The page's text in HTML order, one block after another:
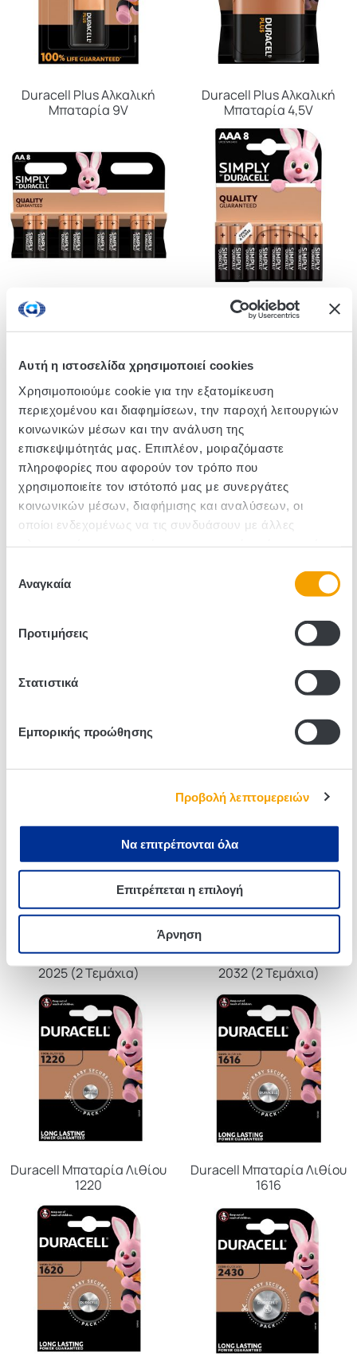
Αυτή η ιστοσελίδα χρησιμοποιεί cookies
Χρησιμοποιούμε cookie για την εξατομίκευση
περιεχομένου και διαφημίσεων, την παροχή λειτουργιών
κοινωνικών μέσων και την ανάλυση της
επισκεψιμότητάς μας. Επιπλέον, μοιραζόμαστε
πληροφορίες που αφορούν τον τρόπο που
χρησιμοποιείτε τον ιστότοπό μας με συνεργάτες
κοινωνικών μέσων, διαφήμισης και αναλύσεων, οι
οποίοι ενδεχομένως να τις συνδυάσουν με άλλες
των υπηρεσιών τους.
συγκατάθεσης
Αναγκαία
Προτιμήσεις
Στατιστικά
Εμπορικής προώθησης
Προβολή λεπτομερειών
Να επιτρέπονται όλα
Επιτρέπεται η επιλογή
Άρνηση
Duracell Plus Αλκαλική
Μπαταρία 9V
Duracell Plus Αλκαλική
Μπαταρία 4,5V
Duracell Simply Αλκαλικές
Μπαταρίες AΑ (8 Τεμάχια)
Duracell Simply Αλκαλικές
Μπαταρίες ΑΑΑ (8
Τεμάχια)
Duracell Simply Αλκαλικές
Μπαταρίες C (2 Τεμάχια)
Duracell Simply Αλκαλικές
Μπαταρίες D (2 Τεμάχια)
Duracell Μπαταρία Λιθίου
Duracell Μπαταρία Λιθίου
2025 (2 Τεμάχια)
Duracell Μπαταρία Λιθίου
2032 (2 Τεμάχια)
Duracell Μπαταρία Λιθίου
1220
Duracell Μπαταρία Λιθίου
1616